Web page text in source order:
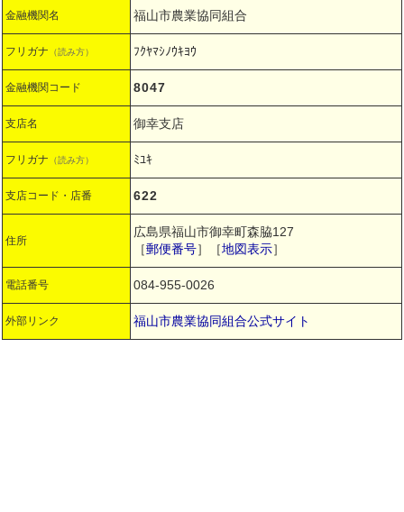
金融機関名 福山市農業協同組合
フリガナ （読み方） ﾌｸﾔﾏｼﾉｳｷﾖｳ
金融機関コード 8047
支店名 御幸支店
フリガナ （読み方） ﾐﾕｷ
支店コード・店番 622
住所
広島県福山市御幸町森脇127
［郵便番号］［地図表示］
電話番号 084-955-0026
外部リンク 福山市農業協同組合公式サイト